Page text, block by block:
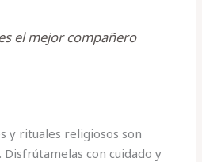
el mejor compañero
y rituales religiosos son
con cuidado y